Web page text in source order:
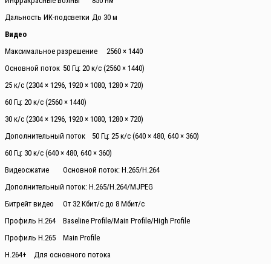
Дальность ИК-подсветки До 30 м
Видео
Максимальное разрешение
2560 × 1440
Основной поток 50 Гц: 20 к/с (2560 × 1440)
25 к/с (2304 × 1296, 1920 × 1080, 1280 × 720)
60 Гц: 20 к/с (2560 × 1440)
30 к/с (2304 × 1296, 1920 × 1080, 1280 × 720)
Дополнительный поток
50 Гц: 25 к/с (640 × 480, 640 × 360)
60 Гц: 30 к/с (640 × 480, 640 × 360)
Видеосжатие
Основной поток: H.265/H.264
Дополнительный поток: H.265/H.264/MJPEG
Битрейт видео
От 32 Кбит/с до 8 Мбит/с
Профиль H.264
Baseline Profile/Main Profile/High Profile
Профиль H.265
Main Profile
H.264+
Для основного потока